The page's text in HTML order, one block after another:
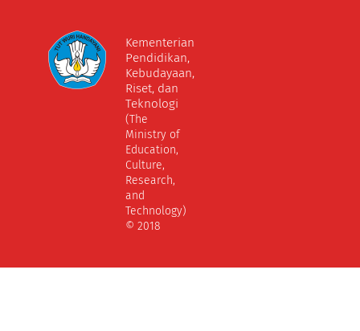
Kementerian
Pendidikan,
Kebudayaan,
Riset, dan
Teknologi
(The
Ministry of
Education,
Culture,
Research,
and
Technology)
© 2018